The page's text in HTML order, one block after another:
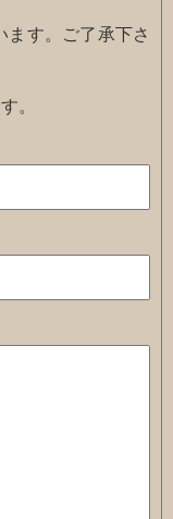
ます。ご了承下さ
。